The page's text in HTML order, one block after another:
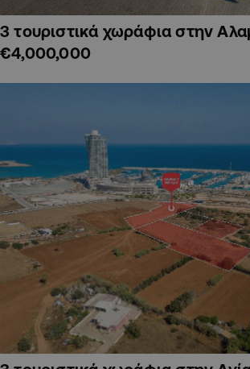
3 τουριστικά χωράφια στην
€4,000,000